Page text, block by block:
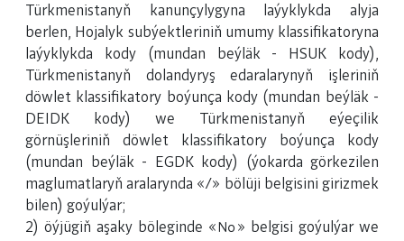
Türkmenistanyň kanunçylygyna laýyklykda alyja
berlen, Hojalyk subýektleriniň umumy klassifikatoryna
laýyklykda kody (mundan beýläk - HSUK kody),
Türkmenistanyň dolandyryş edaralarynyň işleriniň
döwlet klassifikatory boýunça kody (mundan beýläk -
DEIDK kody) we Türkmenistanyň eýeçilik
görnüşleriniň döwlet klassifikatory boýunça kody
(mundan beýläk - EGDK kody) (ýokarda görkezilen
maglumatlaryň aralarynda «/» bölüji belgisini girizmek
bilen) goýulýar;
2) öýjügiň aşaky böleginde «№» belgisi goýulýar we